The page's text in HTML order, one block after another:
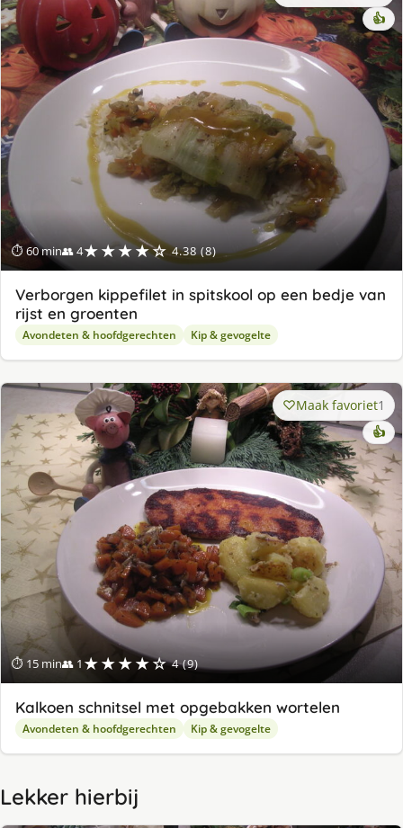
⏱ 60 min👥 4★★★★☆ 4.38 (8)
👍
Verborgen kippefilet in spitskool op een bedje van
rijst en groenten
Avondeten & hoofdgerechten Kip & gevogelte
⏱ 15 min👥 1 ★★★★☆ 4 (9)
Maak favoriet1
👍
Kalkoen schnitsel met opgebakken wortelen
Avondeten & hoofdgerechten Kip & gevogelte
Lekker hierbij